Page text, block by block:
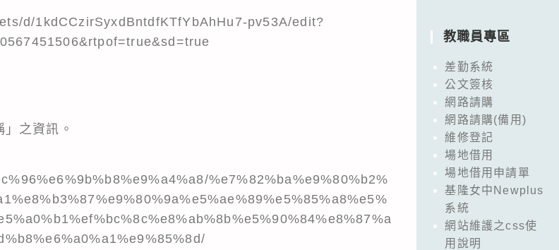
d/1kdCCzirSyxdBntdfKTfYbAhHu7-pv53A/edit?
之資訊。
%e7%82%ba%e9%80%b2%
教職員專區
差勤系統
公文簽核
網路請購
網路請購(備用)
維修登記
場地借用
場地借用申請單
基隆女中Newplus
系統
網站維護之css使
用說明